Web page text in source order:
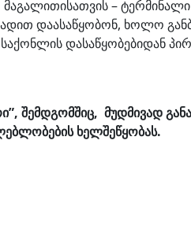
მაგალითისათვის –
დაასაწყობონ, ხოლო
დასაწყობებიდან
შემდგომშიც, მუდმივად
ხელშეწყობას.